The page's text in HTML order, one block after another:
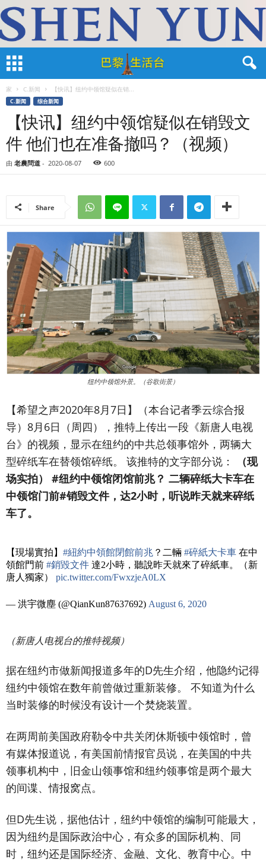
家 C.新闻 【快讯】纽约中领馆疑似在销...
C.新闻 综合新闻
【快讯】纽约中领馆疑似在销毁文
件 他们也在准备撤吗？（视频）
由 老農問道 - 2020-08-07 600
Share
纽约中领馆外景。（谷歌街景）
【希望之声2020年8月7日】（本台记者季云综合报
导） 8月6日（周四），推特上传出一段《新唐人电视
台》的视频，显示在纽约的中共总领事馆外，两辆大
型碎纸车在替领馆碎纸。 该推特的文字部分说：
（现
场实拍） #纽约中领馆闭馆前兆？ 二辆碎纸大卡车在
中领馆门前#销毁文件，达2小时，听说昨天就来碎纸
车了。
【現場實拍】 #紐約中領館閉館前兆 ？二輛 #碎紙大卡車 在中
領館門前 #銷毀文件 達2小時，聽說昨天就來了碎紙車。（新
唐人獨家） pic.twitter.com/FwxzjeA0LX
— 洪宇微塵 (@QianKun87637692) August 6, 2020
（新唐人电视台的推特视频）
据在纽约市做新闻报道多年的D先生介绍，他隐约记得
纽约中领馆在数年前曾做过重新装修。 不知道为什么
当时装修的时候没有设计一个焚烧装置。
在两周前美国政府勒令中共关闭休斯顿中领馆时，曾
有媒体报道说，有美国前情报官员说，在美国的中共
领事机构中，旧金山领事馆和纽约领事馆是两个最大
的间谍、情报窝点。
但D先生说，据他估计，纽约中领馆的编制可能最大，
因为纽约是国际政治中心，有众多的国际机构、同
时，纽约还是国际经济、金融、文化、教育中心。中